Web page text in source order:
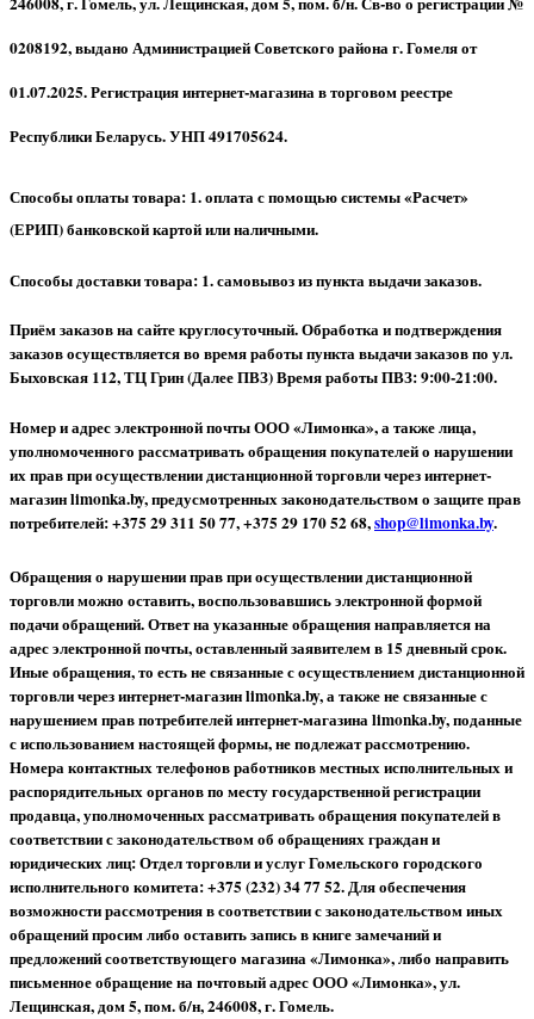
0208192, выдано Администрацией Советского района г. Гомеля от
01.07.2025. Регистрация интернет-магазина в торговом реестре
Республики Беларусь. УНП 491705624.
Способы оплаты товара: 1. оплата с помощью системы «Расчет»
(ЕРИП) банковской картой или наличными.
Способы доставки товара: 1. самовывоз из пункта выдачи заказов.
Приём заказов на сайте круглосуточный. Обработка и подтверждения
заказов осуществляется во время работы пункта выдачи заказов по ул.
Быховская 112, ТЦ Грин (Далее ПВЗ) Время работы ПВЗ: 9:00-21:00.
Номер и адрес электронной почты ООО «Лимонка», а также лица,
уполномоченного рассматривать обращения покупателей о нарушении
их прав при осуществлении дистанционной торговли через интернет-
магазин limonka.by, предусмотренных законодательством о защите прав
потребителей: +375 29 311 50 77, +375 29 170 52 68,shop@limonka.by.
Обращения о нарушении прав при осуществлении дистанционной
торговли можно оставить, воспользовавшись электронной формой
подачи обращений. Ответ на указанные обращения направляется на
адрес электронной почты, оставленный заявителем в 15 дневный срок.
Иные обращения, то есть не связанные с осуществлением дистанционной
торговли через интернет-магазин limonka.by, а также не связанные с
нарушением прав потребителей интернет-магазина limonka.by, поданные
с использованием настоящей формы, не подлежат рассмотрению.
Номера контактных телефонов работников местных исполнительных и
распорядительных органов по месту государственной регистрации
продавца, уполномоченных рассматривать обращения покупателей в
соответствии с законодательством об обращениях граждан и
юридических лиц: Отдел торговли и услуг Гомельского городского
исполнительного комитета: +375 (232) 34 77 52.Для обеспечения
возможности рассмотрения в соответствии с законодательством иных
обращений просим либо оставить запись в книге замечаний и
предложений соответствующего магазина «Лимонка», либо направить
письменное обращение на почтовый адрес ООО «Лимонка», ул.
Лещинская, дом 5, пом. б/н, 246008, г. Гомель.